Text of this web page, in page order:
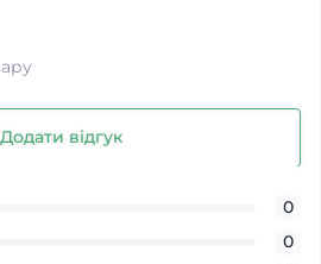
відгук
0
0